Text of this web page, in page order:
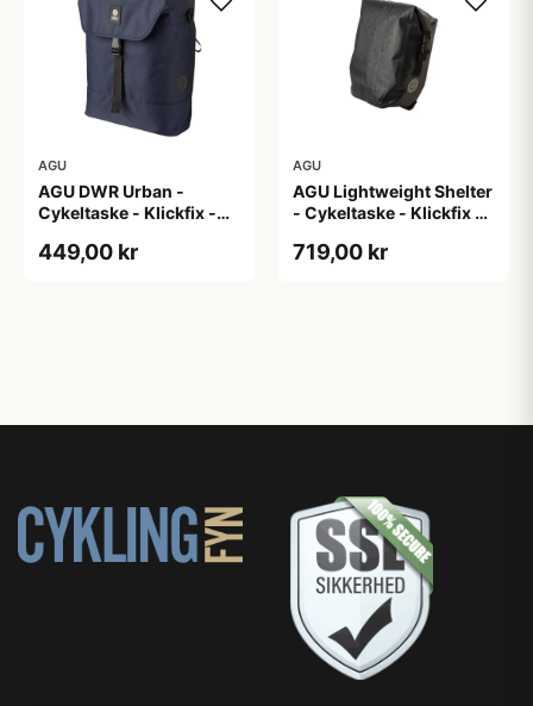
AGU
AGU DWR Urban -
Cykeltaske - Klickfix -
449,00 kr
AGU
AGU Lightweight Shelter
- Cykeltaske - Klickfix -
719,00 kr